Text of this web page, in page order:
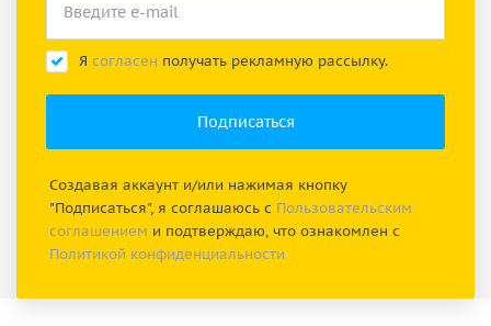
Я согласен получать рекламную рассылку.
Создавая аккаунт и/или нажимая кнопку
"Подписаться", я соглашаюсь с Пользовательским
соглашением и подтверждаю, что ознакомлен с
Политикой конфиденциальности